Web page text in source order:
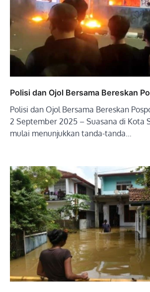
Polisi dan Ojol Bersama Bereskan
Polisi dan Ojol Bersama Bereskan
2 September 2025 – Suasana di Kota
mulai menunjukkan tanda-tanda…